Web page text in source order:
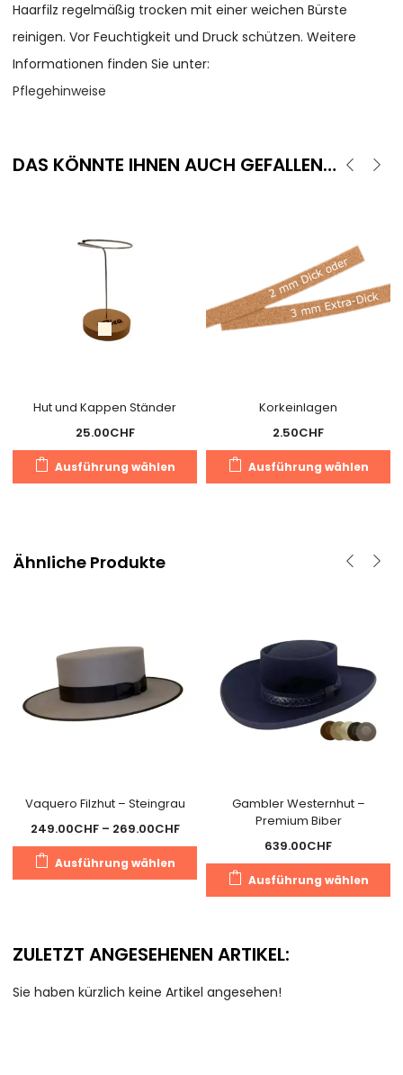
Haarfilz regelmäßig trocken mit einer weichen Bürste
reinigen. Vor Feuchtigkeit und Druck schützen. Weitere
Informationen finden Sie unter:
Pflegehinweise
DAS KÖNNTE IHNEN AUCH GEFALLEN…
Hut und Kappen Ständer
25.00CHF
Ausführung wählen
Dieses
Produkt
Produktseite
gewählt
werden
Korkeinlagen
2.50CHF
Ausführung wählen
Ähnliche Produkte
Vaquero Filzhut – Steingrau
249.00CHF – 269.00CHFPreisspanne:
249.00CHF
269.00CHF
Ausführung wählen
Produkt
weist
auf.
Optionen
Gambler Westernhut –
Premium Biber
639.00CHF
Ausführung wählen
ZULETZT ANGESEHENEN ARTIKEL:
Sie haben kürzlich keine Artikel angesehen!